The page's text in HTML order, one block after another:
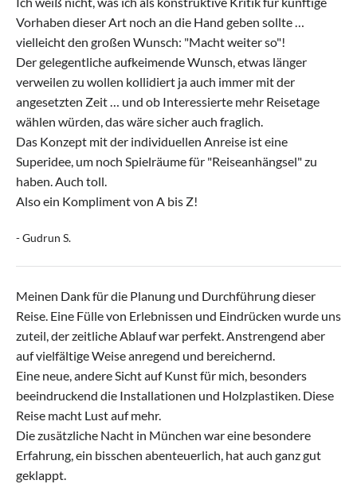
Vorhaben dieser Art noch an die Hand geben sollte …
vielleicht den großen Wunsch: "Macht weiter so"!
Der gelegentliche aufkeimende Wunsch, etwas länger
verweilen zu wollen kollidiert ja auch immer mit der
angesetzten Zeit … und ob Interessierte mehr Reisetage
wählen würden, das wäre sicher auch fraglich.
Das Konzept mit der individuellen Anreise ist eine
Superidee, um noch Spielräume für "Reiseanhängsel" zu
haben. Auch toll.
Also ein Kompliment von A bis Z!
- Gudrun S.
Meinen Dank für die Planung und Durchführung dieser
Reise. Eine Fülle von Erlebnissen und Eindrücken wurde uns
zuteil, der zeitliche Ablauf war perfekt. Anstrengend aber
auf vielfältige Weise anregend und bereichernd.
Eine neue, andere Sicht auf Kunst für mich, besonders
beeindruckend die Installationen und Holzplastiken. Diese
Reise macht Lust auf mehr.
Die zusätzliche Nacht in München war eine besondere
Erfahrung, ein bisschen abenteuerlich, hat auch ganz gut
geklappt.